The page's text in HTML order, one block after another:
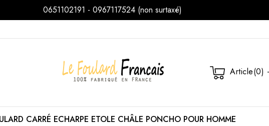
0651102191 - 0967117524 (non surtaxé)
Article(0)
CARRÉ ECHARPE ETOLE CHÂLE PONCHO POUR HOMME